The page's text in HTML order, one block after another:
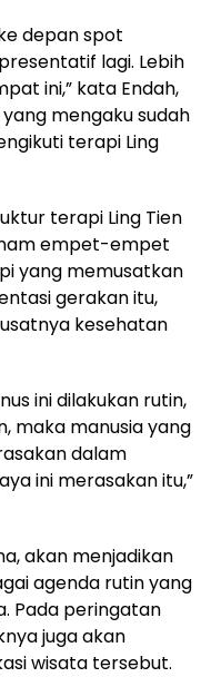
depan spot
lagi. Lebih
ini,” kata Endah,
yang mengaku sudah
terapi Ling
terapi Ling Tien
empet-empet
yang memusatkan
gerakan itu,
kesehatan
ini dilakukan rutin,
maka manusia yang
dalam
ini merasakan itu,”
akan menjadikan
agenda rutin yang
Pada peringatan
juga akan
wisata tersebut.